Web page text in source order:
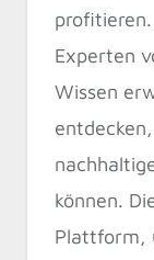
Experten
Wissen
können.
Plattform,